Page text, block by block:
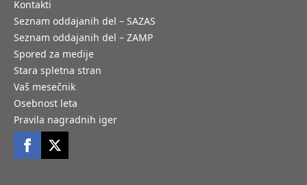
Kontakti
Seznam oddajanih del – SAZAS
Seznam oddajanih del – ZAMP
Spored za medije
Stara spletna stran
Vaš mesečnik
Osebnost leta
Pravila nagradnih iger